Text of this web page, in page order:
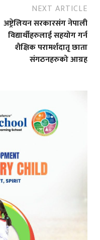
NEXT ARTICLE
अष्ट्रेलियन सरकारसंग नेपाली
विद्यार्थीहरुलाई सहयोग गर्न
शैक्षिक परामर्शदातृ छाता
संगठनहरुको आग्रह